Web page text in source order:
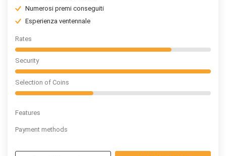
Numerosi premi conseguiti
Esperienza ventennale
Rates
Security
Selection of Coins
Features
Payment methods